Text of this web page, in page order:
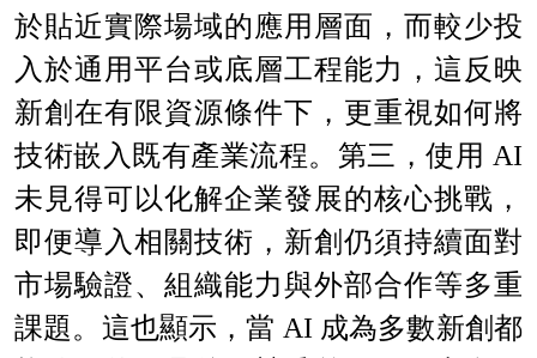
於貼近實際場域的應用層面，而較少投
入於通用平台或底層工程能力，這反映
新創在有限資源條件下，更重視如何將
技術嵌入既有產業流程。第三，使用 AI
未見得可以化解企業發展的核心挑戰，
即便導入相關技術，新創仍須持續面對
市場驗證、組織能力與外部合作等多重
課題。這也顯示，當 AI 成為多數新創都